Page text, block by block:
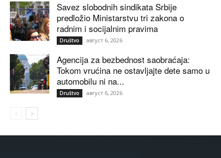
Savez slobodnih sindikata Srbije
predložio Ministarstvu tri zakona o
radnim i socijalnim pravima
Društvo август 6, 2026
Agencija za bezbednost saobraćaja:
Tokom vrućina ne ostavljajte dete samo u
automobilu ni na...
Društvo август 6, 2026